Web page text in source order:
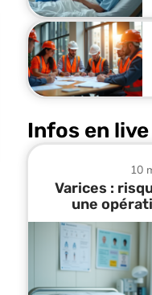
Infos en live
10
Varices :
une